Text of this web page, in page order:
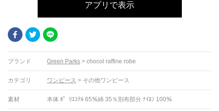
アプリで表示
FacebookTwitter
ブランド Green Parks > chocol raffine robe
カテゴリ ワンピース > その他ワンピース
素材 本体 ﾎ゜ﾘｴｽﾃﾙ 65％綿 35％別布部分 ﾅｲﾛﾝ 100％